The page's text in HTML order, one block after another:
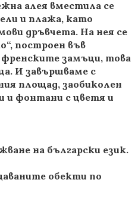
алея вместила се
и плажа, като
дръвчета. На нея се
построен във
замъци, това
И завършваме с
площад, заобиколен
и фонтани с цветя и
на български език.
обекти по